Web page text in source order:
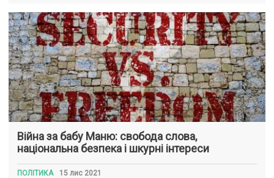
Війна за бабу Маню: свобода слова,
національна безпека і шкурні інтереси
ПОЛІТИКА 15 лис 2021